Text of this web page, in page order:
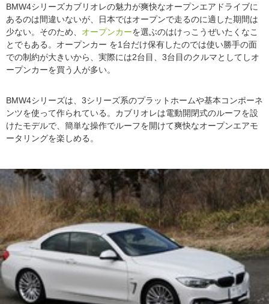
BMW4シリーズカブリオレの魅力が爽快なオープンエアドライブに
あるのは間違いないが、日本ではオープンで走るのに適した期間は
少ない。そのため、 オープンカーを選ぶのはけっこうぜいたくなこ
とでもある。オープンカー を1台だけ保有したのでは使い勝手の面
での制約が大きいから、実際には2台目、3台目のクルマとしてしオ
ープンカーを買う人が多い。
BMW4シリーズは、3シリーズ系のプラットホームや基本コンポーネ
ンツを使って作られている。カブリオレは電動開閉式のルーフを設
けたモデルで、簡単な操作でルーフを開けて爽快なオープンエアモ
ータリングを楽しめる。